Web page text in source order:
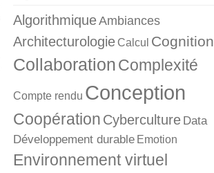
AlgorithmiqueAmbiances
Architecturologie Calcul Cognition
CollaborationComplexité
Compte rendu Conception
Coopération Cyberculture Data
Développement durable Emotion
Environnement virtuel